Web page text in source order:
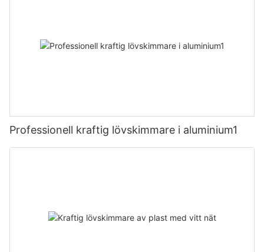
Professionell kraftig lövskimmare i aluminium1